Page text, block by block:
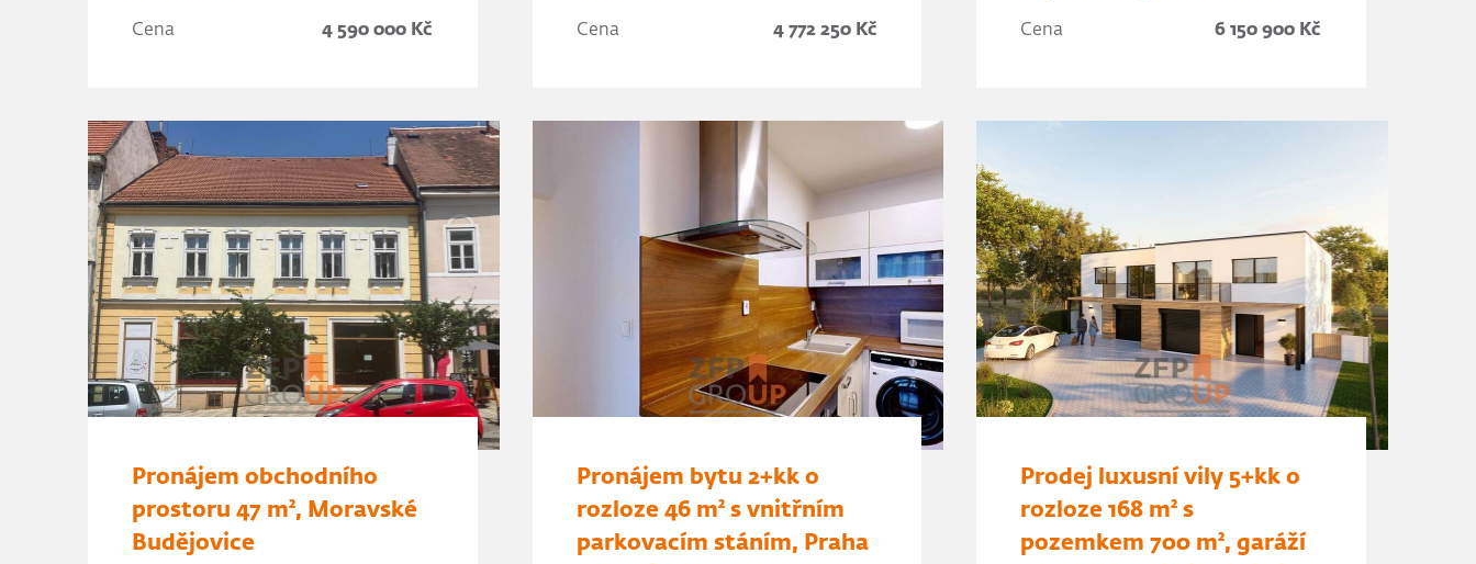
Cena 4 590 000 Kč Cena 4 772 250 Kč Cena 6 150 900 Kč
Pronájem obchodního
prostoru 47 m², Moravské
Budějovice
Pronájem bytu 2+kk o
rozloze 46 m² s vnitřním
parkovacím stáním, Praha
Prodej luxusní vily 5+kk o
rozloze 168 m² s
pozemkem 700 m², garáží